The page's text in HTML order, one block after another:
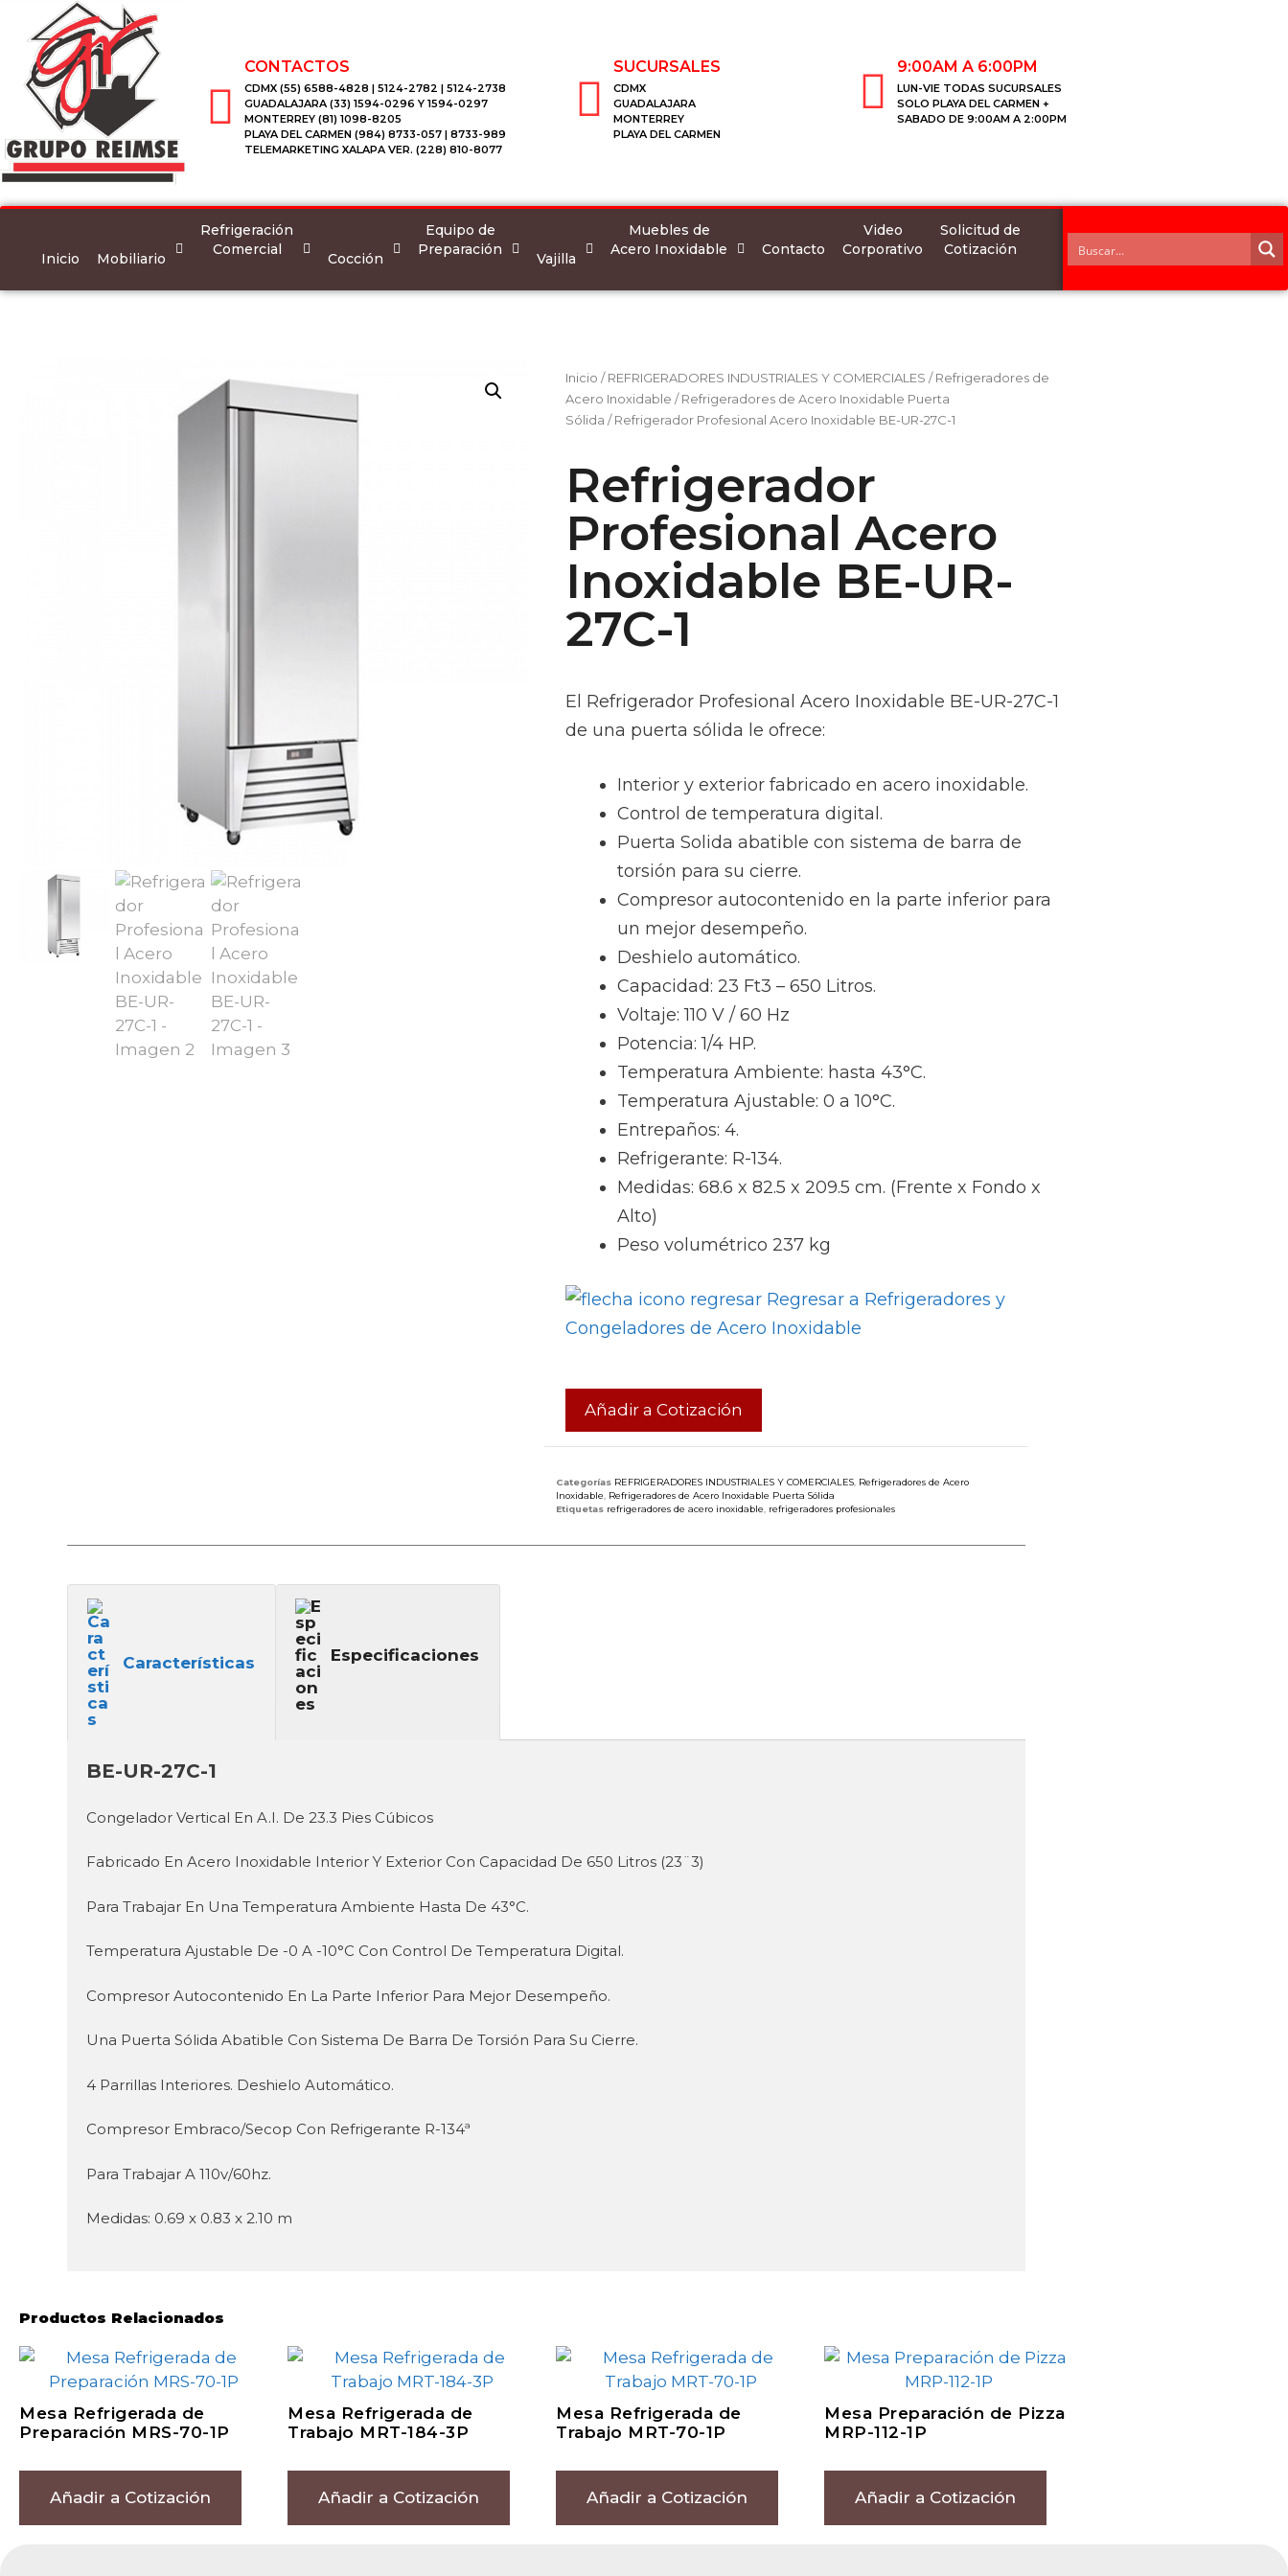
CONTACTOS
CDMX (55) 6588-4828 | 5124-2782 | 5124-2738
GUADALAJARA (33) 1594-0296 Y 1594-0297
MONTERREY (81) 1098-8205
PLAYA DEL CARMEN (984) 8733-057 | 8733-989
TELEMARKETING XALAPA VER. (228) 810-8077
SUCURSALES
CDMX
GUADALAJARA
MONTERREY
PLAYA DEL CARMEN
9:00AM A 6:00PM
LUN-VIE TODAS SUCURSALES
SOLO PLAYA DEL CARMEN +
SABADO DE 9:00AM A 2:00PM
Inicio Mobiliario
Refrigeración
Comercial
Cocción
Equipo de
Preparación
Vajilla
Muebles de
Acero Inoxidable
Contacto
Video
Corporativo
Solicitud de
Cotización
Inicio /REFRIGERADORES INDUSTRIALES Y COMERCIALES /Refrigeradores de
Acero Inoxidable /Refrigeradores de Acero Inoxidable Puerta
Sólida / Refrigerador Profesional Acero Inoxidable BE-UR-27C-1
Refrigerador
Profesional Acero
Inoxidable BE-UR-
27C-1
El Refrigerador Profesional Acero Inoxidable BE-UR-27C-1
de una puerta sólida le ofrece:
Interior y exterior fabricado en acero inoxidable.
Control de temperatura digital.
Puerta Solida abatible con sistema de barra de
torsión para su cierre.
Compresor autocontenido en la parte inferior para
un mejor desempeño.
Deshielo automático.
Capacidad: 23 Ft3 – 650 Litros.
Voltaje: 110 V / 60 Hz
Potencia: 1/4 HP.
Temperatura Ambiente: hasta 43°C.
Temperatura Ajustable: 0 a 10°C.
Entrepaños: 4.
Refrigerante: R-134.
Medidas: 68.6 x 82.5 x 209.5 cm. (Frente x Fondo x
Alto)
Peso volumétrico 237 kg
Regresar a Refrigeradores y
Congeladores de Acero Inoxidable
Añadir a Cotización
Categorías REFRIGERADORES INDUSTRIALES Y COMERCIALES Refrigeradores de Acero
Inoxidable
Refrigeradores de Acero Inoxidable Puerta Sólida
Etiquetas refrigeradores de acero inoxidable refrigeradores profesionales
Características Especificaciones
BE-UR-27C-1
Congelador Vertical En A.I. De 23.3 Pies Cúbicos
Fabricado En Acero Inoxidable Interior Y Exterior Con Capacidad De 650 Litros (23¨3)
Para Trabajar En Una Temperatura Ambiente Hasta De 43°C.
Temperatura Ajustable De -0 A -10°C Con Control De Temperatura Digital.
Compresor Autocontenido En La Parte Inferior Para Mejor Desempeño.
Una Puerta Sólida Abatible Con Sistema De Barra De Torsión Para Su Cierre.
4 Parrillas Interiores. Deshielo Automático.
Compresor Embraco/Secop Con Refrigerante R-134ª
Para Trabajar A 110v/60hz.
Medidas: 0.69 x 0.83 x 2.10 m
Productos Relacionados
Mesa Refrigerada de
Preparación MRS-70-1P
Añadir a Cotización
Mesa Refrigerada de
Trabajo MRT-184-3P
Añadir a Cotización
Mesa Refrigerada de
Trabajo MRT-70-1P
Añadir a Cotización
Mesa Preparación de Pizza
MRP-112-1P
Añadir a Cotización